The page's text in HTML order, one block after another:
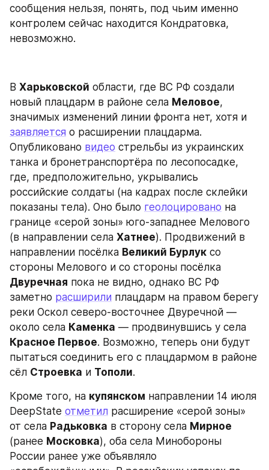
сообщения нельзя, понять, под чьим именно
контролем сейчас находится Кондратовка,
невозможно.
В Харьковской области, где ВС РФ создали
новый плацдарм в районе села Меловое,
заявляется о расширении плацдарма.
Опубликовано видео стрельбы из украинских
танка и бронетранспортёра по лесопосадке,
где, предположительно, укрывались
российские солдаты (на кадрах после склейки
показаны тела). Оно было геолоцировано на
границе «серой зоны» юго-западнее Мелового
(в направлении села Хатнее). Продвижений в
направлении посёлка Великий Бурлук со
Двуречная пока не видно, однако ВС РФ
заметно расширили плацдарм на правом берегу
реки Оскол северо-восточнее Двуречной —
около села Каменка
Красное Первое. Возможно, теперь они будут
пытаться соединить его с плацдармом в районе
сёл Строевка и Тополи.
Кроме того, на купянском направлении 14 июля
DeepState отметил расширение «серой зоны»
от села Радьковка в сторону села Мирное
(ранее Московка), оба села Минобороны
России ранее уже объявляло